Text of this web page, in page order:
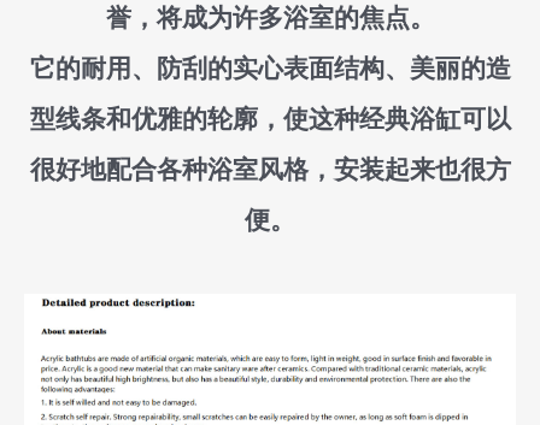
誉，将成为许多浴室的焦点。
它的耐用、防刮的实心表面结构、美丽的造
型线条和优雅的轮廓，使这种经典浴缸可以
很好地配合各种浴室风格，安装起来也很方
便。